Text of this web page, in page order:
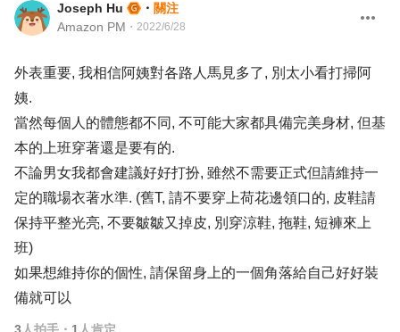
Joseph Hu ・ 關注
Amazon PM ・ 2022/6/28
外表重要, 我相信阿姨對各路人馬見多了, 別太小看打掃阿
姨.
當然每個人的體態都不同, 不可能大家都具備完美身材, 但基
本的上班穿著還是要有的.
不論男女我都會建議好好打扮, 雖然不需要正式但請維持一
定的職場衣著水準. (舊T, 請不要穿上荷花邊領口的, 皮鞋請
保持平整光亮, 不要皺皺又掉皮, 別穿涼鞋, 拖鞋, 短褲來上
班)
如果想維持你的個性, 請保留身上的一個角落給自己好好裝
備就可以